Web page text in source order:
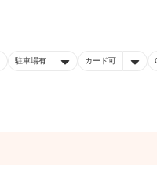
駐車場有 カード可